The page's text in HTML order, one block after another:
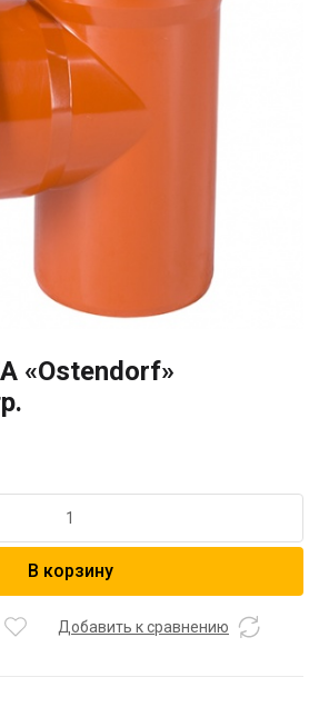
«Ostendorf»
В корзину
Добавить к сравнению